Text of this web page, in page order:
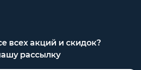
всех акций и скидок?
рассылку